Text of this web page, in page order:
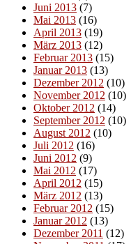
Juni 2013 (7)
Mai 2013 (16)
April 2013 (19)
März 2013 (12)
Februar 2013 (15)
Januar 2013 (13)
Dezember 2012 (10)
November 2012 (10)
Oktober 2012 (14)
September 2012 (10)
August 2012 (10)
Juli 2012 (16)
Juni 2012 (9)
Mai 2012 (17)
April 2012 (15)
März 2012 (13)
Februar 2012 (15)
Januar 2012 (13)
Dezember 2011 (12)